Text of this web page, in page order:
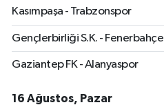
Kasımpaşa - Trabzonspor
Gençlerbirliği S.K. - Fenerbahçe
Gaziantep FK - Alanyaspor
16 Ağustos, Pazar